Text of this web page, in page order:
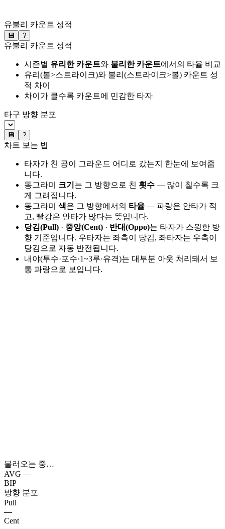
유불리 카운트 성적
💾 ?
유불리 카운트 성적
시즌별 유리한 카운트와 불리한 카운트에서의 타율 비교
유리(볼>스트라이크)와 불리(스트라이크>볼) 카운트 성
적 차이
차이가 클수록 카운트에 민감한 타자
타구 방향 분포
💾 ?
차트 보는 법
타자가 친 공이 그라운드 어디로 갔는지 한눈에 보여줍
니다.
동그라미 크기 는 그 방향으로 친 횟수 — 많이 칠수록 크
게 그려집니다.
동그라미 색은 그 방향에서의 타율 — 파랑은 안타가 적
고, 빨강은 안타가 많다는 뜻입니다.
당김(Pull) · 중앙(Cent) · 반대(Oppo)는 타자가 스윙한 방
향 기준입니다. 우타자는 좌측이 당김, 좌타자는 우측이
당김으로 자동 반전됩니다.
내야(투수·포수·1~3루·유격)는 대부분 아웃 처리돼서 보
통 파랑으로 보입니다.
불러오는 중…
AVG —
BIP —
방향 분포
Pull
—
Cent